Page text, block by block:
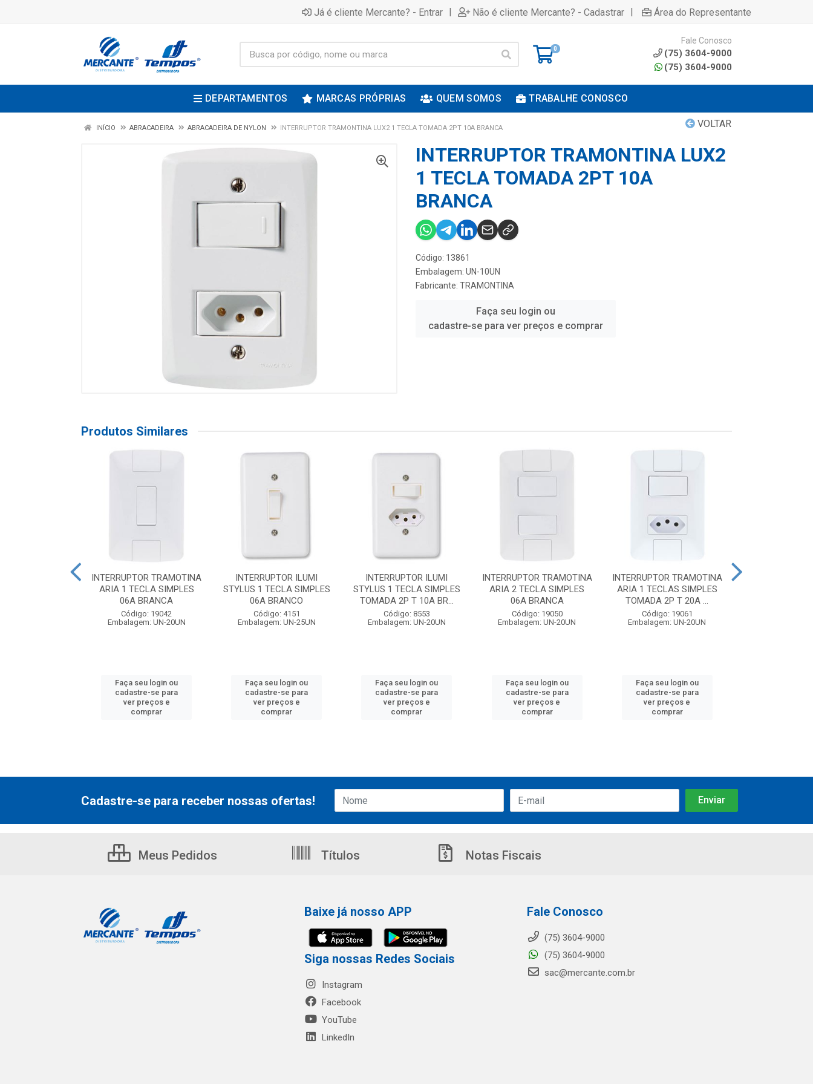
Já é cliente Mercante? - Entrar | Não é cliente Mercante? - Cadastrar | Área do Representante
0
Fale Conosco
(75) 3604-9000
(75) 3604-9000
DEPARTAMENTOS MARCAS PRÓPRIAS QUEM SOMOS TRABALHE CONOSCO
VOLTAR
INÍCIO ABRACADEIRA ABRACADEIRA DE NYLON INTERRUPTOR TRAMONTINA LUX2 1 TECLA TOMADA 2PT 10A BRANCA
INTERRUPTOR TRAMONTINA LUX2
1 TECLA TOMADA 2PT 10A
BRANCA
Código: 13861
Embalagem: UN-10UN
Fabricante: TRAMONTINA
Faça seu login ou
cadastre-se para ver preços e comprar
Produtos Similares
INTERRUPTOR TRAMOTINA
ARIA 1 TECLA SIMPLES
06A BRANCA
Código: 19042
Embalagem: UN-20UN
Faça seu login ou
cadastre-se para
ver preços e
comprar
INTERRUPTOR ILUMI
STYLUS 1 TECLA SIMPLES
06A BRANCO
Código: 4151
Embalagem: UN-25UN
Faça seu login ou
cadastre-se para
ver preços e
comprar
INTERRUPTOR ILUMI
STYLUS 1 TECLA SIMPLES
TOMADA 2P T 10A BR...
Código: 8553
Embalagem: UN-20UN
Faça seu login ou
cadastre-se para
ver preços e
comprar
INTERRUPTOR TRAMOTINA
ARIA 2 TECLA SIMPLES
06A BRANCA
Código: 19050
Embalagem: UN-20UN
Faça seu login ou
cadastre-se para
ver preços e
comprar
INTERRUPTOR TRAMOTINA
ARIA 1 TECLAS SIMPLES
TOMADA 2P T 20A ...
Código: 19061
Embalagem: UN-20UN
Faça seu login ou
cadastre-se para
ver preços e
comprar
Cadastre-se para receber nossas ofertas!
Meus Pedidos Títulos Notas Fiscais
Baixe já nosso APP
Siga nossas Redes Sociais
Instagram
Facebook
YouTube
LinkedIn
Fale Conosco
(75) 3604-9000
(75) 3604-9000
sac@mercante.com.br